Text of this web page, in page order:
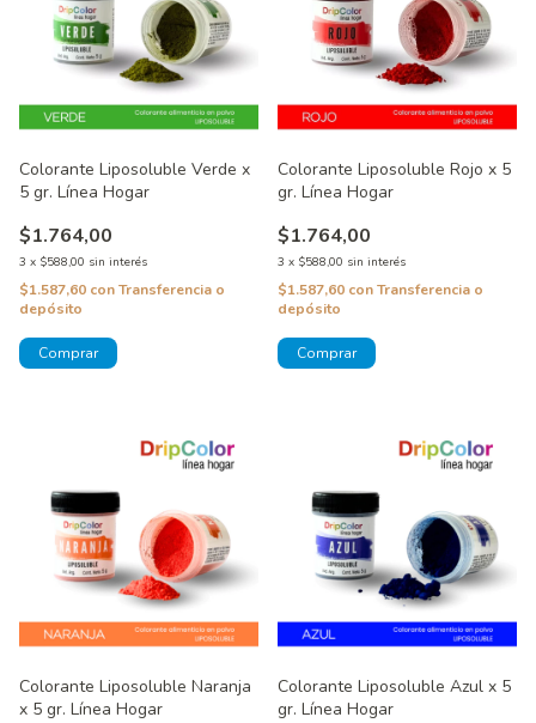
Colorante Liposoluble Verde x
5 gr. Línea Hogar
$1.764,00
3 x $588,00 sin interés
$1.587,60 conTransferencia o
depósito
Colorante Liposoluble Rojo x 5
gr. Línea Hogar
$1.764,00
3 x $588,00 sin interés
$1.587,60 conTransferencia o
depósito
Colorante Liposoluble Naranja
x 5 gr. Línea Hogar
Colorante Liposoluble Azul x 5
gr. Línea Hogar